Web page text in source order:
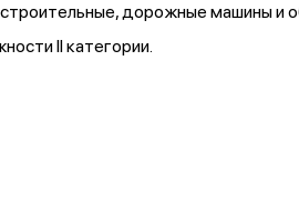
дорожные машины и
II категории.